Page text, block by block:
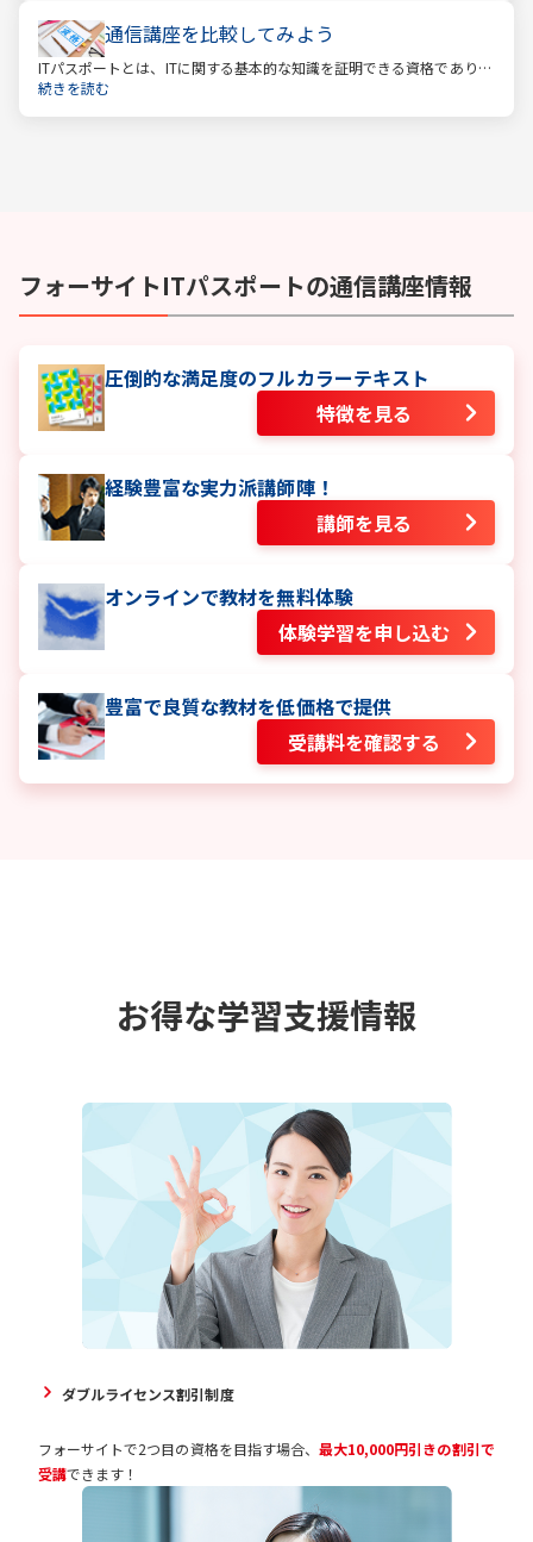
通信講座を比較してみよう
ITパスポートとは、ITに関する基本的な知識を証明できる資格であり、
経済産業省認定の国家試験です。 ITと聞くと、専門的な知識を問われ
続きを読む
フォーサイトITパスポートの通信講座情報
圧倒的な満足度のフルカラーテキスト
特徴を見る
経験豊富な実力派講師陣！
講師を見る
オンラインで教材を無料体験
体験学習を申し込む
豊富で良質な教材を低価格で提供
受講料を確認する
お得な学習支援情報
ダブルライセンス割引制度
フォーサイトで2つ目の資格を目指す場合、 最大10,000円引きの割引で
受講できます！